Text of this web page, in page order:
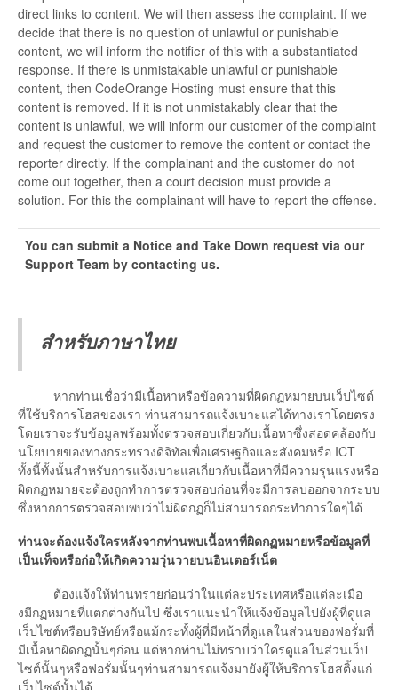
direct links to content. We will then assess the complaint. If we
decide that there is no question of unlawful or punishable
content, we will inform the notifier of this with a substantiated
response. If there is unmistakable unlawful or punishable
content, then CodeOrange Hosting must ensure that this
content is removed. If it is not unmistakably clear that the
content is unlawful, we will inform our customer of the complaint
and request the customer to remove the content or contact the
reporter directly. If the complainant and the customer do not
come out together, then a court decision must provide a
solution. For this the complainant will have to report the offense.
You can submit a Notice and Take Down request via our
Support Team by contacting us.
สำหรับภาษาไทย
หากท่านเชื่อว่ามีเนื้อหาหรือข้อความที่ผิดกฏหมายบนเว็ปไซต์
ที่ใช้บริการโฮสของเรา ท่านสามารถแจ้งเบาะแสได้ทางเราโดยตรง
โดยเราจะรับข้อมูลพร้อมทั้งตรวจสอบเกี่ยวกับเนื้อหาซึ่งสอดคล้องกับ
นโยบายของทางกระทรวงดิจิทัลเพื่อเศรษฐกิจและสังคมหรือ ICT
ทั้งนี้ทั้งนั้นสำหรับการแจ้งเบาะแสเกี่ยวกับเนื้อหาที่มีความรุนแรงหรือ
ผิดกฏหมายจะต้องถูกทำการตรวจสอบก่อนที่จะมีการลบออกจากระบบ
ซึ่งหากการตรวจสอบพบว่าไม่ผิดกฏก็ไม่สามารถกระทำการใดๆได้
ท่านจะต้องแจ้งใครหลังจากท่านพบเนื้อหาที่ผิดกฏหมายหรือข้อมูลที่
เป็นเท็จหรือก่อให้เกิดความวุ่นวายบนอินเตอร์เน็ต
ต้องแจ้งให้ท่านทรายก่อนว่าในแต่ละประเทศหรือแต่ละเมือ
งมีกฏหมายที่แตกต่างกันไป ซึ่งเราแนะนำให้แจ้งข้อมูลไปยังผู้ที่ดูแล
เว็ปไซต์หรือบริษัทย์หรือแม้กระทั้งผู้ที่มีหน้าที่ดูแลในส่วนของฟอรั่มที่
มีเนื้อหาผิดกฏนั้นๆก่อน แต่หากท่านไม่ทราบว่าใครดูแลในส่วนเว็ป
ไซต์นั้นๆหรือฟอรั่มนั้นๆท่านสามารถแจ้งมายังผู้ให้บริการโฮสติ้งแก่